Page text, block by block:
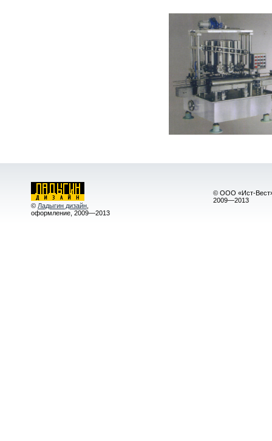
© Ладыгин дизайн
оформление, 2009—2013
© ООО «Ист-
2009—2013